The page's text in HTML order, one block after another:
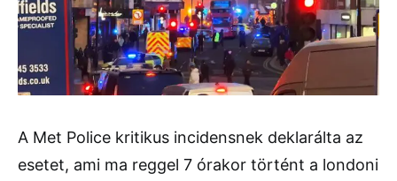
A Met Police kritikus incidensnek deklarálta az
esetet, ami ma reggel 7 órakor történt a londoni